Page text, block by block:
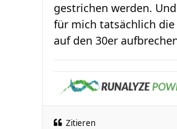
gestrichen werden.
für mich tatsächlich die
auf den 30er
Zitieren